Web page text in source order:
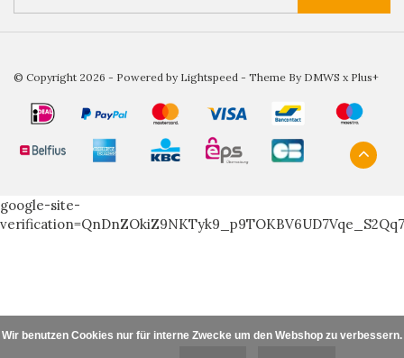
© Copyright 2026 - Powered by Lightspeed - Theme By DMWS x Plus+
google-site-
Wir benutzen Cookies nur für interne Zwecke um den Webshop zu